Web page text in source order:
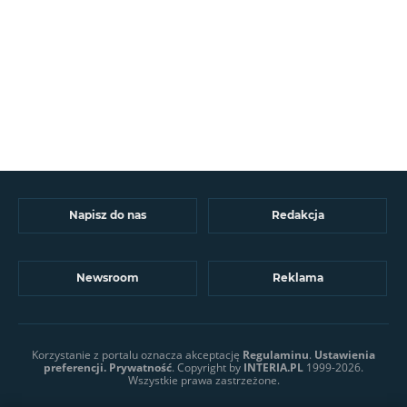
Napisz do nas Redakcja
Newsroom Reklama
Korzystanie z portalu oznacza akceptację Regulaminu. Ustawienia
preferencji. Prywatność. Copyright by INTERIA.PL 1999-2026.
Wszystkie prawa zastrzeżone.